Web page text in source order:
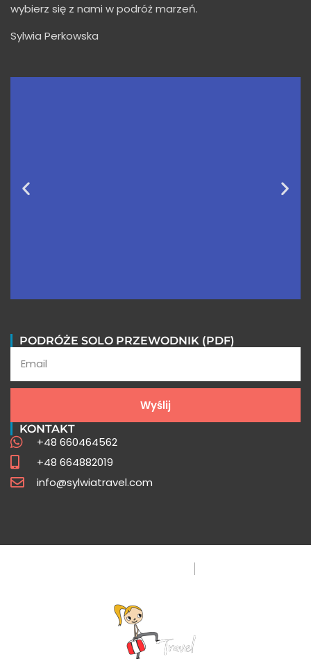
wybierz się z nami w podróż marzeń.
Sylwia Perkowska
Sprawdź
PODRÓŻE SOLO PRZEWODNIK (PDF)
Wyślij
KONTAKT
+48 660464562
+48 664882019
info@sylwiatravel.com